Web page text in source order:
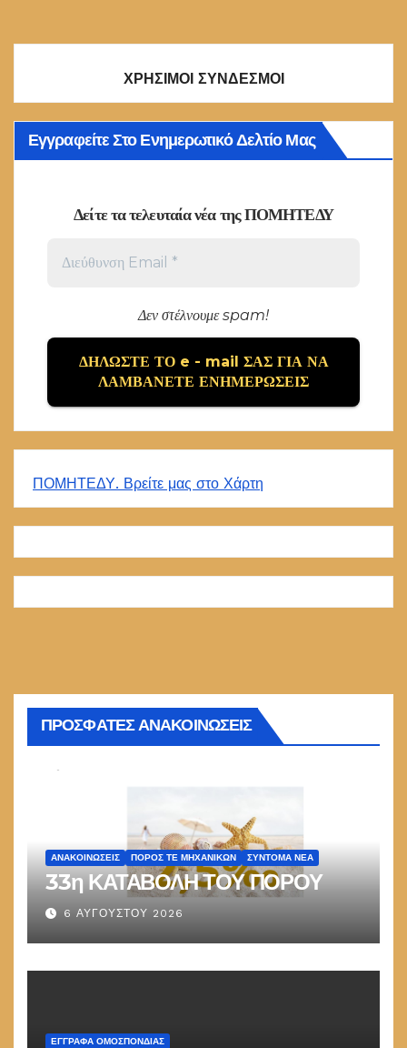
ΧΡΗΣΙΜΟΙ ΣΥΝΔΕΣΜΟΙ
Εγγραφείτε Στο Ενημερωτικό Δελτίο Μας
Δείτε τα τελευταία νέα της ΠΟΜΗΤΕΔΥ
Δεν στέλνουμε spam!
ΠΟΜΗΤΕΔΥ. Βρείτε μας στο Χάρτη
ΠΡΟΣΦΑΤΕΣ ΑΝΑΚΟΙΝΩΣΕΙΣ
ΑΝΑΚΟΙΝΏΣΕΙΣ ΠΌΡΟΣ ΤΕ ΜΗΧΑΝΙΚΏΝ ΣΎΝΤΟΜΑ ΝΈΑ
33η ΚΑΤΑΒΟΛΗ ΤΟΥ ΠΟΡΟΥ
6 ΑΥΓΟΎΣΤΟΥ 2026
ΕΓΓΡΑΦΑ ΟΜΟΣΠΟΝΔΙΑΣ